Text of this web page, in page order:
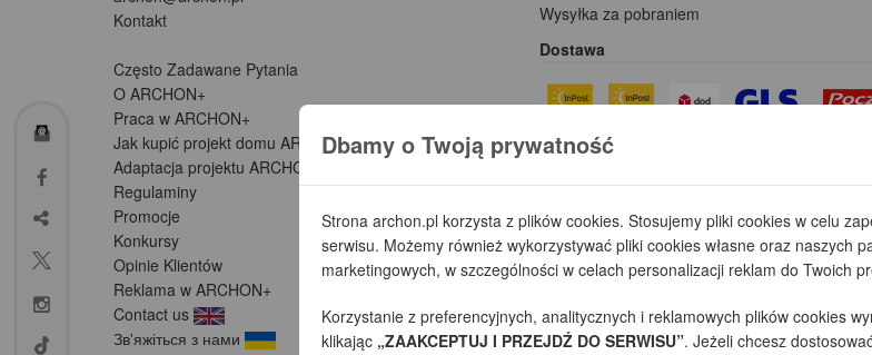
Kontakt
Często Zadawane Pytania
O ARCHON+
Praca w ARCHON+
Jak kupić projekt domu ARCHON+
Adaptacja projektu ARCHON+ (Partnerzy)
Regulaminy
Promocje
Konkursy
Opinie Klientów
Reklama w ARCHON+
Contact us
Зв'яжіться з нами
Wysyłka za pobraniem
Dostawa
Płatności
Dbamy o Twoją prywatność
Strona archon.pl korzysta z plików cookies. Stosujemy pliki cookies w celu
serwisu. Możemy również wykorzystywać pliki cookies własne oraz naszych
marketingowych, w szczególności w celach personalizacji reklam do Twoich
Korzystanie z preferencyjnych, analitycznych i reklamowych plików cookies
klikając „ZAAKCEPTUJ I PRZEJDŹ DO SERWISU”. Jeżeli chcesz